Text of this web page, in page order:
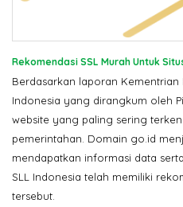
Rekomendasi SSL Murah Untuk
Berdasarkan laporan
Indonesia yang dirangkum oleh
website yang paling sering
pemerintahan. Domain go.id
mendapatkan informasi data
SLL Indonesia telah memiliki
tersebut.